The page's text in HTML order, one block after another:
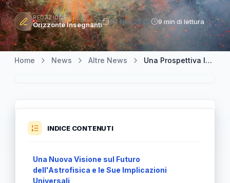
REDAZIONE
Orizzonte Insegnanti 20 Nov 2024 9 min di lettura
Home News Altre News Una Prospettiva Innovativa sull'Astrofisica: Rivelare il Futuro dell'Universo
INDICE CONTENUTI
Una Nuova Visione sul Futuro
dell'Astrofisica e le Sue Implicazioni
Universali